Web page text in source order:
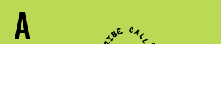
A
QABILA